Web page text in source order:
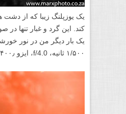
یک یوزپلنگ زیبا که از دشت
کند. این گرد و غبار تنها
یک بار دیگر من در نور
۱/۵۰۰ ثانیه، f/4.0، ایزو ۴۰۰٫